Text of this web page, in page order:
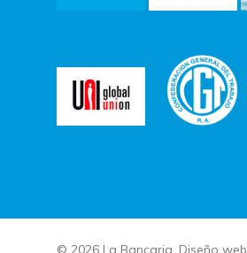
© 2026 La Bancaria. Diseño web